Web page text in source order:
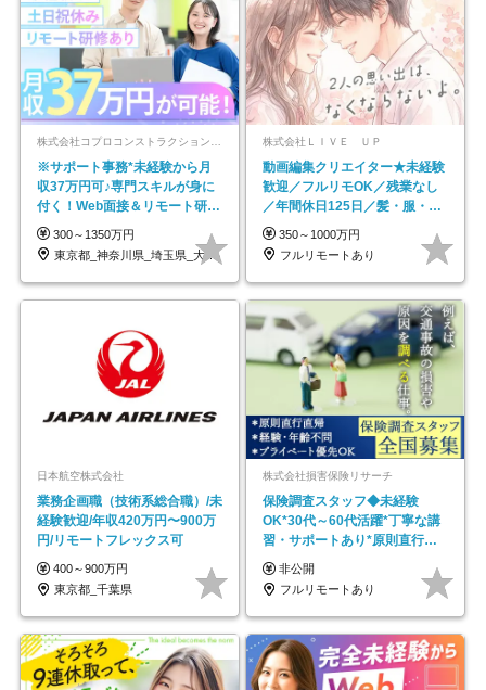
※サポート事務*未経験から月
収37万円可♪専門スキルが身に
付く！Web面接＆リモート研修
も充実♪/a
300～1350万円
東京都_神奈川県_埼玉県_大阪府_愛知県…
株式会社ＬＩＶＥ ＵＰ
動画編集クリエイター★未経験
歓迎／フルリモOK／残業なし
／年間休日125日／髪・服・ネ
イル自由／研修充実で安心
350～1000万円
フルリモートあり
日本航空株式会社
業務企画職（技術系総合職）/未
経験歓迎/年収420万円〜900万
円/リモートフレックス可
400～900万円
東京都_千葉県
株式会社損害保険リサーチ
保険調査スタッフ◆未経験
OK*30代～60代活躍*丁寧な講
習・サポートあり*原則直行直
帰／全国募集・業務委託
非公開
フルリモートあり